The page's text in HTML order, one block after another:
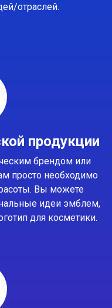
отраслей.
продукции
брендом или
просто необходимо
Вы можете
идеи эмблем,
для косметики.